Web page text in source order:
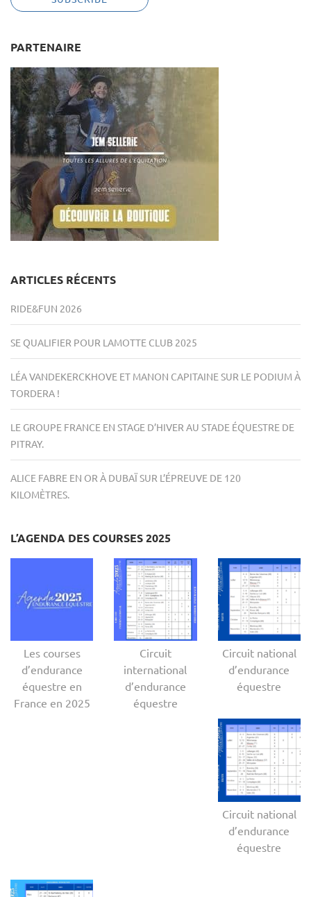
PARTENAIRE
ARTICLES RÉCENTS
RIDE&FUN 2026
SE QUALIFIER POUR LAMOTTE CLUB 2025
LÉA VANDEKERCKHOVE ET MANON CAPITAINE SUR LE PODIUM À
TORDERA !
LE GROUPE FRANCE EN STAGE D’HIVER AU STADE ÉQUESTRE DE
PITRAY.
ALICE FABRE EN OR À DUBAÏ SUR L’ÉPREUVE DE 120
KILOMÈTRES.
L’AGENDA DES COURSES 2025
Les courses
d’endurance
équestre en
France en 2025
Circuit
international
d’endurance
équestre
Circuit national
d’endurance
équestre
Circuit national
d’endurance
équestre